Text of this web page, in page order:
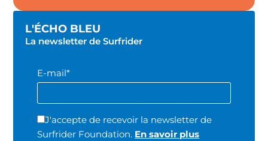
L'ÉCHO BLEU
La newsletter de Surfrider
E-mail*
J'accepte de recevoir la newsletter de
Surfrider Foundation. En savoir plus